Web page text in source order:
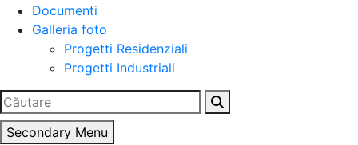
Documenti
Galleria foto
Progetti Residenziali
Progetti Industriali
Ricerca
per:
Secondary Menu